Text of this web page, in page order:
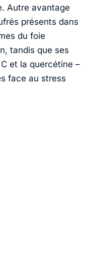
Autre avantage
présents dans
du foie
tandis que ses
et la quercétine –
face au stress